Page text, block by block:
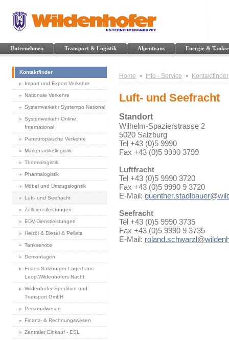
Unternehmen Transport & Logistik Alpentrans Energie &
Kontaktfinder
Import und Export Verkehre
Nationale Verkehre
Systemverkehr Systempo National
Systemverkehr Online
International
Paneuropäische Verkehre
Markenartikellogistik
Thermologistik
Pharmalogistik
Möbel und Umzugslogistik
Luft- und Seefracht
Zolldienstleistungen
EDV-Dienstleistungen
Heizöl & Diesel & Pellets
Tankservice
Demontagen
Erstes Salzburger Lagerhaus
Leop.Wildenhofers Nachf.
Wildenhofer Spedition und
Transport GmbH
Personalwesen
Finanz- & Rechnungswesen
Zentraler Einkauf - ESL
Home Info - Service Kontaktfinder
Luft- und Seefracht
Standort
Wilhelm-Spazierstrasse 2
5020 Salzburg
Tel +43 (0)5 9990
Fax +43 (0)5 9990 3799
Luftfracht
Tel +43 (0)5 9990 3720
Fax +43 (0)5 9990 9 3720
E-Mail: guenther.stadlbauer@
Seefracht
Tel +43 (0)5 9990 3735
Fax +43 (0)5 9990 9 3735
E-Mail: roland.schwarzl@